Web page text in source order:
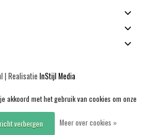
| Realisatie InStijl Media
akkoord met het gebruik van cookies om onze
verbergen Meer over cookies »